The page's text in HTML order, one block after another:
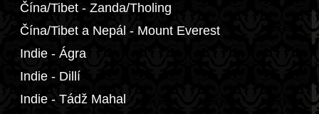
Čína/Tibet - Zanda/Tholing
Čína/Tibet a Nepál - Mount Everest
Indie - Ágra
Indie - Dillí
Indie - Tádž Mahal